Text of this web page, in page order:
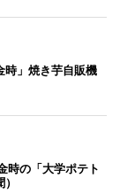
時」焼き芋自販機
時の「大学ポテト